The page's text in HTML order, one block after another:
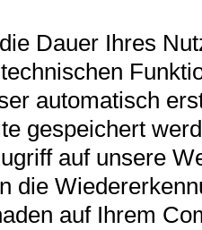
Dauer Ihres
automatisch
gespeichert
auf unsere
die
auf Ihrem